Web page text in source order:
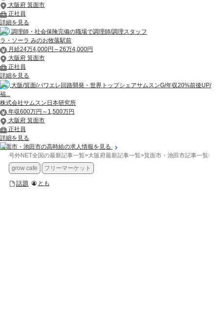
大阪府 箕面市
正社員
詳細を見る
調理師・社会保険完備の職場で調理師/調理スタッフ
ラ・ソーラ みのお牧落駅前
月給24万4,000円～26万4,000円
大阪府 箕面市
正社員
詳細を見る
大阪/箕面/パワエレ回路開発・世界トップシェアサムスンG/年収20%前後UP/
福...
株式会社サムスン日本研究所
年収600万円～1,500万円
大阪府 箕面市
正社員
詳細を見る
箕面市・池田市の高時給の求人情報を見る
号外NET全国の最新記事一覧>大阪府最新記事一覧>箕面市・池田市記事一覧>
grow cafe
フリーマーケット
話題 とも